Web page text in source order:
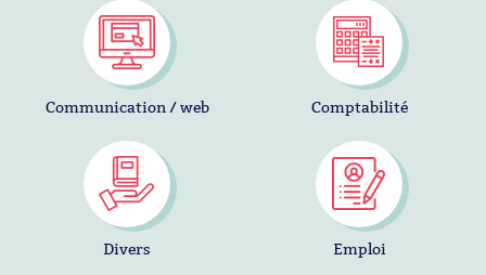
Communication / web Comptabilité
Divers Emploi